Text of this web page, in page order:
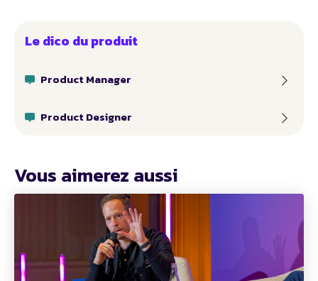
Le dico du produit
Product Manager
Product Designer
Vous aimerez aussi